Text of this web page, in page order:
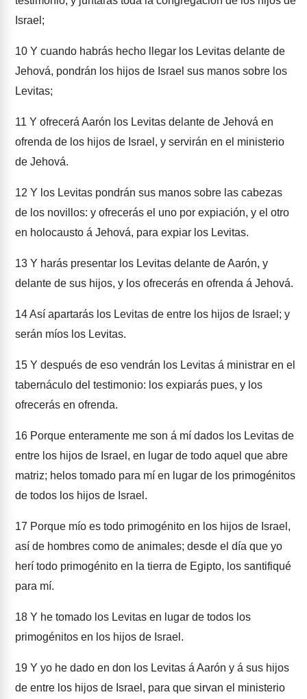
Israel;
10 Y cuando habrás hecho llegar los Levitas delante de
Jehová, pondrán los hijos de Israel sus manos sobre los
Levitas;
11 Y ofrecerá Aarón los Levitas delante de Jehová en
ofrenda de los hijos de Israel, y servirán en el ministerio
de Jehová.
12 Y los Levitas pondrán sus manos sobre las cabezas
de los novillos: y ofrecerás el uno por expiación, y el otro
en holocausto á Jehová, para expiar los Levitas.
13 Y harás presentar los Levitas delante de Aarón, y
delante de sus hijos, y los ofrecerás en ofrenda á Jehová.
14Así apartarás los Levitas de entre los hijos de Israel; y
serán míos los Levitas.
15 Y después de eso vendrán los Levitas á ministrar en el
tabernáculo del testimonio: los expiarás pues, y los
ofrecerás en ofrenda.
16 Porque enteramente me son á mí dados los Levitas de
entre los hijos de Israel, en lugar de todo aquel que abre
matriz; helos tomado para mí en lugar de los primogénitos
de todos los hijos de Israel.
17 Porque mío es todo primogénito en los hijos de Israel,
así de hombres como de animales; desde el día que yo
herí todo primogénito en la tierra de Egipto, los santifiqué
para mí.
18 Y he tomado los Levitas en lugar de todos los
primogénitos en los hijos de Israel.
19 Y yo he dado en don los Levitas á Aarón y á sus hijos
de entre los hijos de Israel, para que sirvan el ministerio